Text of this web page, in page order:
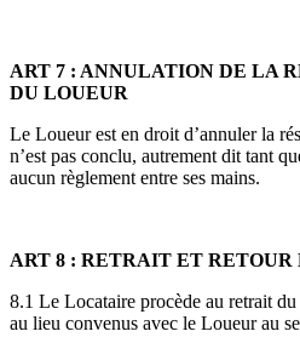
ART 7 : ANNULATION DE LA
DU LOUEUR
Le Loueur est en droit d’annuler la
n’est pas conclu, autrement dit tant
aucun règlement entre ses mains.
ART 8 : RETRAIT ET
8.1 Le Locataire procède au retrait
au lieu convenus avec le Loueur au